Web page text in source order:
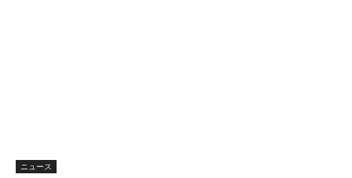
ニュース